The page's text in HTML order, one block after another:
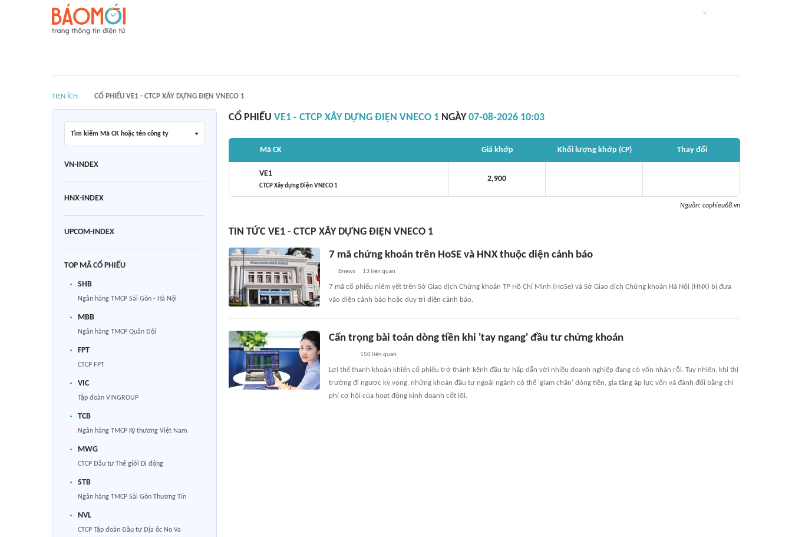
TIỆN ÍCH CỔ PHIẾU VE1 - CTCP XÂY DỰNG ĐIỆN VNECO 1
Tìm kiếm Mã CK hoặc tên công ty
VN-INDEX
HNX-INDEX
UPCOM-INDEX
TOP MÃ CỔ PHIẾU
SHB
Ngân hàng TMCP Sài Gòn - Hà Nội
MBB
Ngân hàng TMCP Quân Đội
FPT
CTCP FPT
VIC
Tập đoàn VINGROUP
TCB
Ngân hàng TMCP Kỹ thương Việt Nam
MWG
CTCP Đầu tư Thế giới Di động
STB
Ngân hàng TMCP Sài Gòn Thương Tín
NVL
CTCP Tập đoàn Đầu tư Địa ốc No Va
CỔ PHIẾU VE1 - CTCP XÂY DỰNG ĐIỆN VNECO 1 NGÀY 07-08-2026 10:03
Mã CK Giá khớp Khối lượng khớp (CP) Thay đổi
VE1
CTCP Xây dựng Điện VNECO 1
2,900
Nguồn: cophieu68.vn
TIN TỨC VE1 - CTCP XÂY DỰNG ĐIỆN VNECO 1
7 mã chứng khoán trên HoSE và HNX thuộc diện cảnh báo
Bnews 13 liên quan
7 mã cổ phiếu niêm yết trên Sở Giao dịch Chứng khoán TP Hồ Chí Minh (HoSe) và Sở Giao dịch Chứng khoán Hà Nội (HNX) bị đưa
vào diện cảnh báo hoặc duy trì diện cảnh báo.
Cẩn trọng bài toán dòng tiền khi 'tay ngang' đầu tư chứng khoán
150 liên quan
Lợi thế thanh khoản khiến cổ phiếu trở thành kênh đầu tư hấp dẫn với nhiều doanh nghiệp đang có vốn nhàn rỗi. Tuy nhiên, khi thị
trường đi ngược kỳ vọng, những khoản đầu tư ngoài ngành có thể 'giam chân' dòng tiền, gia tăng áp lực vốn và đánh đổi bằng chi
phí cơ hội của hoạt động kinh doanh cốt lõi.